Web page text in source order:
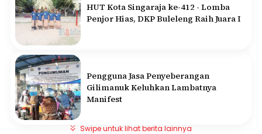
HUT Kota Singaraja ke-412 - Lomba
Penjor Hias, DKP Buleleng Raih Juara I
Pengguna Jasa Penyeberangan
Gilimanuk Keluhkan Lambatnya
Manifest
Swipe untuk lihat berita lainnya